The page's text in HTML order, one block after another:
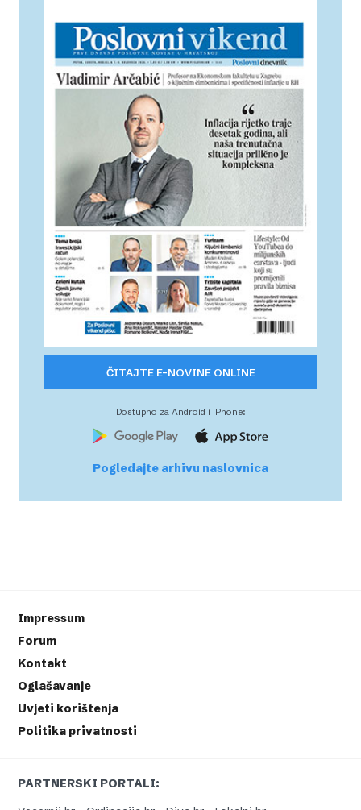
ČITAJTE E-NOVINE ONLINE
Dostupno za Android i iPhone:
Pogledajte arhivu naslovnica
Impressum
Forum
Kontakt
Oglašavanje
Uvjeti korištenja
Politika privatnosti
PARTNERSKI PORTALI: